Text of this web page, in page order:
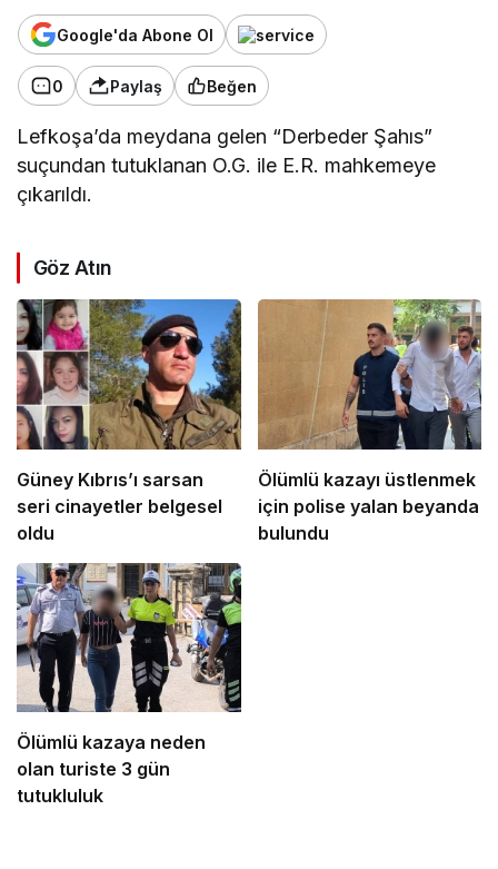
Google'da Abone Ol
0 Paylaş Beğen
Lefkoşa’da meydana gelen “Derbeder Şahıs”
suçundan tutuklanan O.G. ile E.R. mahkemeye
çıkarıldı.
Göz Atın
Güney Kıbrıs’ı sarsan
seri cinayetler belgesel
oldu
Ölümlü kazayı üstlenmek
için polise yalan beyanda
bulundu
Ölümlü kazaya neden
olan turiste 3 gün
tutukluluk